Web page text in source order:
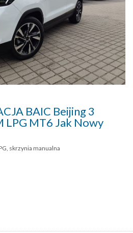
BAIC Beijing 3
LPG MT6 Jak Nowy
skrzynia manualna